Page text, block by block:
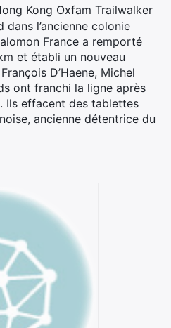
Kong Oxfam Trailwalker
dans l’ancienne colonie
France a remporté
et établi un nouveau
D’Haene, Michel
ont franchi la ligne après
Ils effacent des tablettes
ancienne détentrice du